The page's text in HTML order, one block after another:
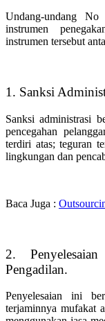
Undang-undang
instrumen
instrumen tersebut
1. Sanksi
Sanksi administrasi
pencegahan
terdiri atas; teguran
lingkungan dan
Baca Juga :
2.
Pengadilan.
Penyelesaian ini
terjaminnya mufakat